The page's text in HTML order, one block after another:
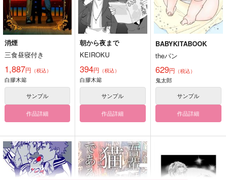
消煙
三食昼寝付き
1,887円 （税込）
白膠木簓
サンプル
作品詳細
朝から夜まで
KEIROKU
394円 （税込）
白膠木簓
サンプル
作品詳細
BABYKITABOOK
theパン
629円 （税込）
鬼太郎
サンプル
作品詳細